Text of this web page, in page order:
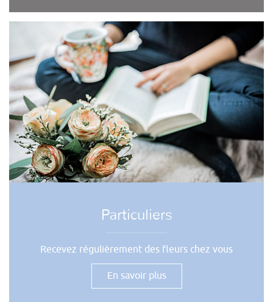
Particuliers
Recevez régulièrement des fleurs chez vous
En savoir plus